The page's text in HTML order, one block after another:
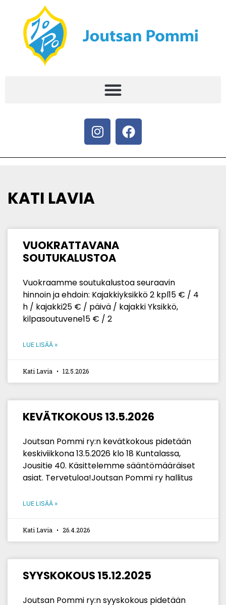
KATI LAVIA
VUOKRATTAVANA
SOUTUKALUSTOA
Vuokraamme soutukalustoa seuraavin
hinnoin ja ehdoin: Kajakkiyksikkö 2 kpl15 € / 4
h / kajakki25 € / päivä / kajakki Yksikkö,
kilpasoutuvene15 € / 2
LUE LISÄÄ »
Kati Lavia 12.5.2026
KEVÄTKOKOUS 13.5.2026
Joutsan Pommi ry:n kevätkokous pidetään
keskiviikkona 13.5.2026 klo 18 Kuntalassa,
Jousitie 40. Käsittelemme sääntömääräiset
asiat. Tervetuloa!Joutsan Pommi ry hallitus
LUE LISÄÄ »
Kati Lavia 26.4.2026
SYYSKOKOUS 15.12.2025
Joutsan Pommi ry:n syyskokous pidetään